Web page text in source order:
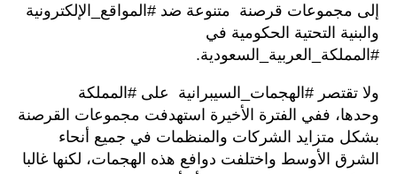
إلى مجموعات قرصنة متنوعة ضد #المواقع_الإلكترونية
والبنية التحتية الحكومية في
#المملكة_العربية_السعودية.
ولا تقتصر #الهجمات_السيبرانية على #المملكة
وحدها، ففي الفترة الأخيرة استهدفت مجموعات القرصنة
بشكل متزايد الشركات والمنظمات في جميع أنحاء
الشرق الأوسط واختلفت دوافع هذه الهجمات، لكنها غالبا